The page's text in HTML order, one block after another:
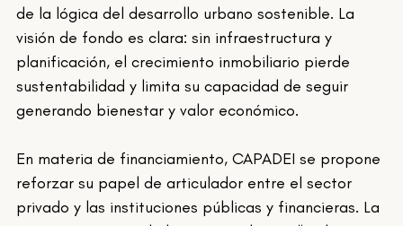
de la lógica del desarrollo urbano sostenible. La
visión de fondo es clara: sin infraestructura y
planificación, el crecimiento inmobiliario pierde
sustentabilidad y limita su capacidad de seguir
generando bienestar y valor económico.
En materia de financiamiento, CAPADEI se propone
reforzar su papel de articulador entre el sector
privado y las instituciones públicas y financieras. La